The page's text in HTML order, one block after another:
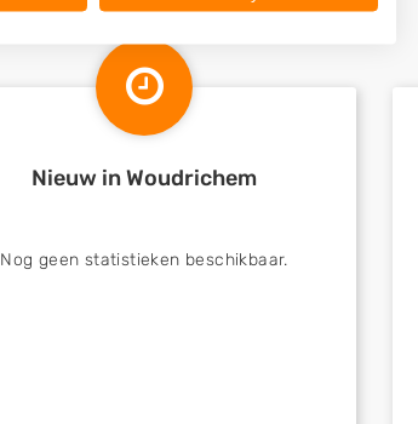
Nieuw in Woudrichem
Nog geen statistieken beschikbaar.